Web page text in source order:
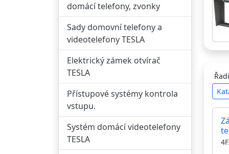
domácí telefony, zvonky
Sady domovní telefony a
videotelefony TESLA
Elektrický zámek otvírač
TESLA
Přístupové systémy kontrola
vstupu.
Systém domácí videotelefony
TESLA